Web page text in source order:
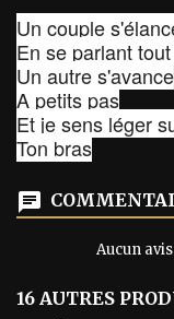
Un couple
En se parlant
Un autre s'avance
A petits pas
Et je sens léger
Ton bras
Aucun
16 AUTRES